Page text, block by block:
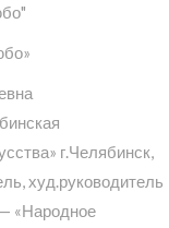
г.Челябинск,
худ.руководитель
«Народное